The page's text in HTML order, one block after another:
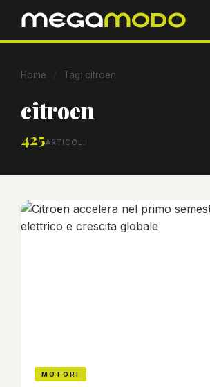
Home Tag: citroen
citroen
425ARTICOLI
MOTORI